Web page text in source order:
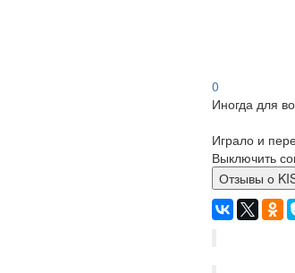
0
Иногда для
Играло и
Выключить